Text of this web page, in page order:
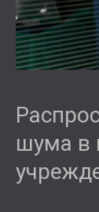
шума в